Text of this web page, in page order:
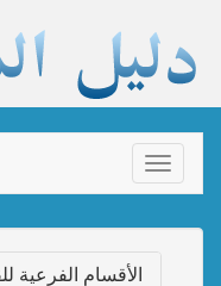
Toggle
navigation
الأقسام الفرعية